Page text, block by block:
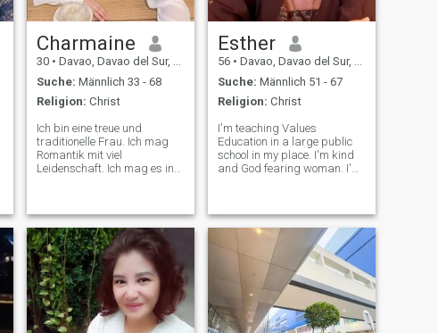
Charmaine
30 • Davao, Davao del Sur, Philippinen
Suche: Männlich 33 - 68
Religion: Christ
Ich bin eine treue und
traditionelle Frau. Ich mag
Romantik mit viel
Leidenschaft. Ich mag es in
bereit, eine Frau zu werden
und träume davon, in
Wirklichkeit glücklich zu sein.
Ich bin sehr romantisch und
fleißig. Ich liebe die Natur
und verbringe gerne Urlaub
in der Natur. Ich Reise gerne,
aber ich habe ein wenig
Fähigkeit, es zu bekommen.
Esther
56 • Davao, Davao del Sur, Philippinen
Suche: Männlich 51 - 67
Religion: Christ
I'm teaching Values
Education in a large public
school in my place. I'm kind
and God fearing woman. I'm
and I've been a solo parent
with no support from my ex
but I praised God always